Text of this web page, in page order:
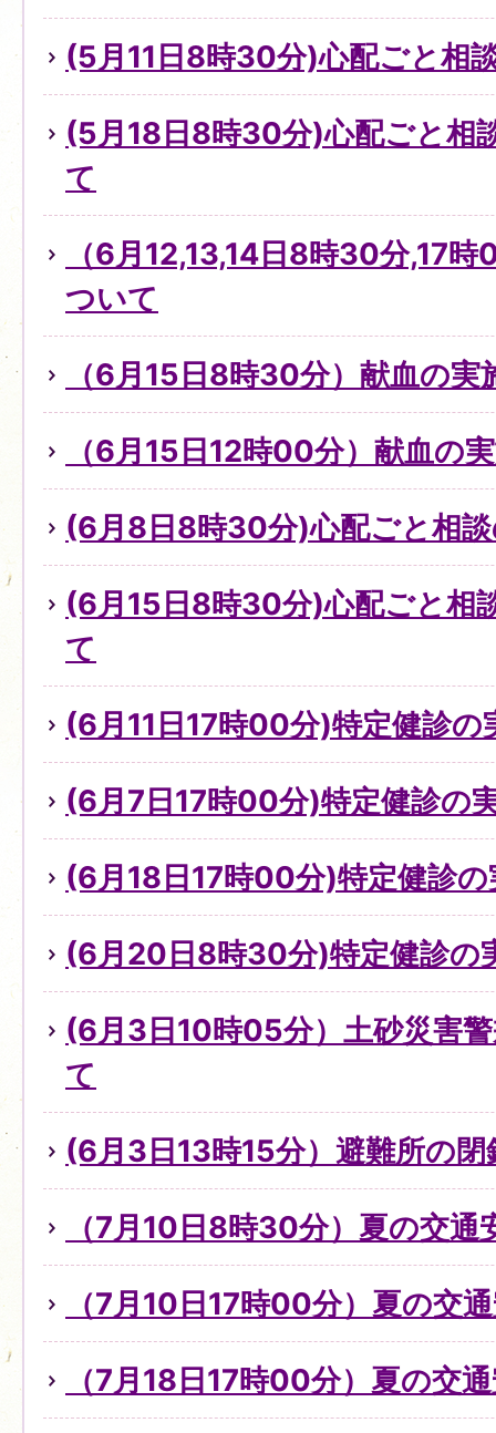
(5月11日8時30分)心配ごと相
(5月18日8時30分)心配ごと相
て
（6月12,13,14日8時30分,17
ついて
（6月15日8時30分）献血の実
（6月15日12時00分）献血の
(6月8日8時30分)心配ごと相
(6月15日8時30分)心配ごと相
て
(6月11日17時00分)特定健診の
(6月7日17時00分)特定健診の
(6月18日17時00分)特定健診
(6月20日8時30分)特定健診の
(6月3日10時05分）土砂災害
て
(6月3日13時15分）避難所の
（7月10日8時30分）夏の交通
（7月10日17時00分）夏の交
（7月18日17時00分）夏の交